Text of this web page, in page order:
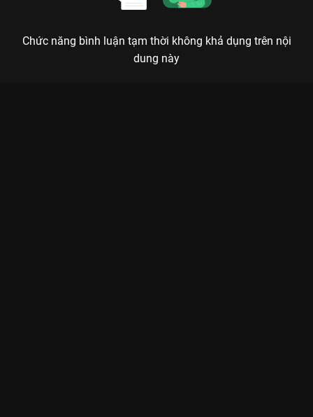
Chức năng bình luận tạm thời không khả dụng trên nội
dung này